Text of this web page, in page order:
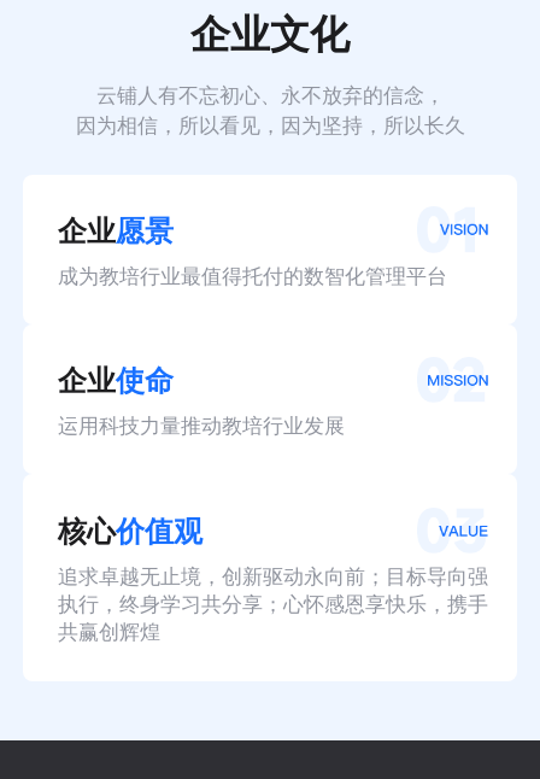
企业文化
云铺人有不忘初心、永不放弃的信念，
因为相信，所以看见，因为坚持，所以长久
企业愿景
成为教培行业最值得托付的数智化管理平台
企业使命
运用科技力量推动教培行业发展
核心价值观
追求卓越无止境，创新驱动永向前；目标导向强
执行，终身学习共分享；心怀感恩享快乐，携手
共赢创辉煌